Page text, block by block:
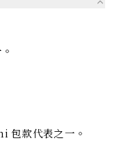
包款代表之一。